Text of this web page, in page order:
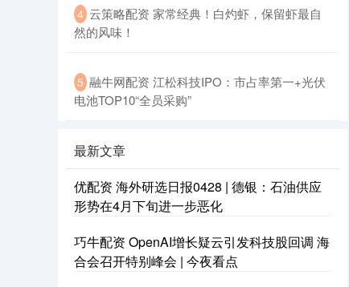
4 云策略配资 家常经典！白灼虾，保留虾最自
然的风味！
5 融牛网配资 江松科技IPO：市占率第一+光伏
电池TOP10“全员采购”
最新文章
优配资 海外研选日报0428 | 德银：石油供应
形势在4月下旬进一步恶化
巧牛配资 OpenAI增长疑云引发科技股回调 海
合会召开特别峰会 | 今夜看点